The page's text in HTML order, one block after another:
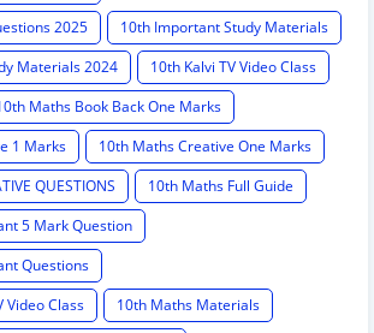
2025
10th Important Study Materials
Materials 2024
10th Kalvi TV Video Class
Maths Book Back One Marks
1 Marks
10th Maths Creative One Marks
QUESTIONS
10th Maths Full Guide
5 Mark Question
Questions
Video Class
10th Maths Materials